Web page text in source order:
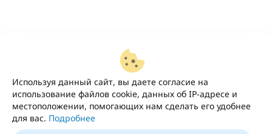
Используя данный сайт, вы даете согласие на
использование файлов cookie, данных об IP-адресе и
местоположении, помогающих нам сделать его удобнее
для вас. Подробнее